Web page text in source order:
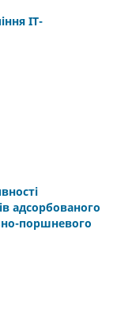
IT-
адсорбованого
поршневого